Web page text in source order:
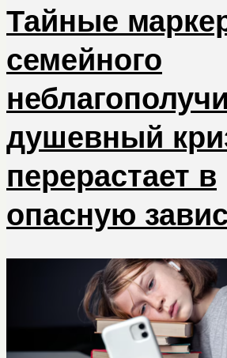
Тайные
семейного
душевный
перерастает в
опасную